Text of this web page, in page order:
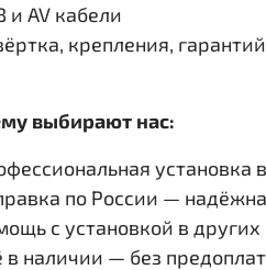
и AV кабели
крепления,
выбирают нас:
установка
по России —
с установкой в других
в наличии — без